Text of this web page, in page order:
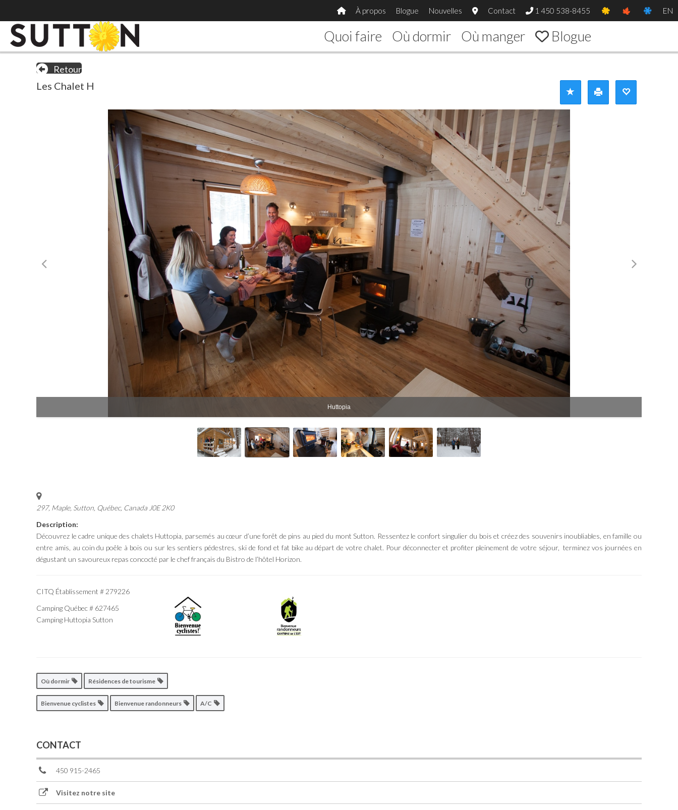
À propos Blogue Nouvelles Contact 1 450 538-8455 EN
Quoi faire Où dormir Où manger Blogue
Retour
Les Chalet H
Huttopia
297, Maple, Sutton Québec, Canada J0E 2K0
Description:
Découvrez le cadre unique des chalets Huttopia, parsemés au cœur d’une forêt de pins au pied du mont Sutton. Ressentez le confort singulier du bois et créez des souvenirs inoubliables, en famille ou
entre amis, au coin du poêle à bois ou sur les sentiers pédestres, ski de fond et fat bike au départ de votre chalet. Pour déconnecter et profiter pleinement de votre séjour, terminez vos journées en
dégustant un savoureux repas concocté par le chef français du Bistro de l’hôtel Horizon.
CITQ Établissement # 279226
Camping Québec # 627465
Camping Huttopia Sutton
Où dormir Résidences de tourisme
Bienvenue cyclistes Bienvenue randonneurs A/C
CONTACT
450 915-2465
Visitez notre site